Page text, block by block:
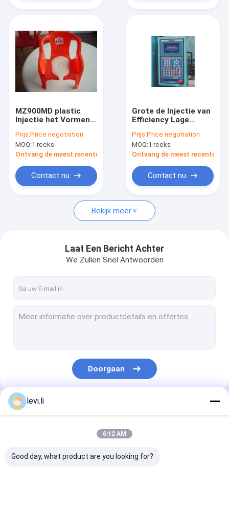
Producten
Ongeveer ons
Fabrieksreis
Nieuws
Verzoek om een Citaat
Extrusie blaasvormmachine
de automatische machine van het slagafgietsel
Uitdrijvings Vormende Machine
HDPE Slag het Vormen Machine
aangepaste kunststof spuitgieten
MZ900MD plastic
Injectie het Vormen
Thermoplastische
Stoel en Lijst
Prijs:Price negotiation
MOQ:1 reeks
Ontvang de meest recente Prijs
Contact nu
Grote de Injectie van
Efficiency Lage
Machine, Plastic
Injectie het Vormen
Materiaal MZ900MD
Prijs:Price negotiation
MOQ:1 reeks
Ontvang de meest recente
Contact nu
Bekijk meer
Laat Een Bericht Achter
We Zullen Snel Antwoorden
Doorgaan
Onze Categorieën
levi.li
6:12 AM
Good day, what product are you looking for?